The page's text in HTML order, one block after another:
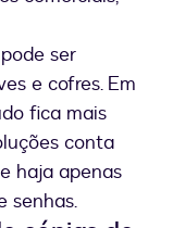
ser
e cofres. Em
fica mais
conta
haja apenas
senhas.